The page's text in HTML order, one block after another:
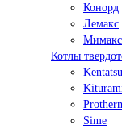
Конорд
Лемакс
Мимакс
Котлы
Kentatsu
Sime